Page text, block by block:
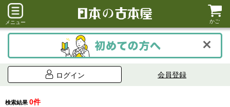
メニュー かご
ログイン 会員登録
検索結果 0件